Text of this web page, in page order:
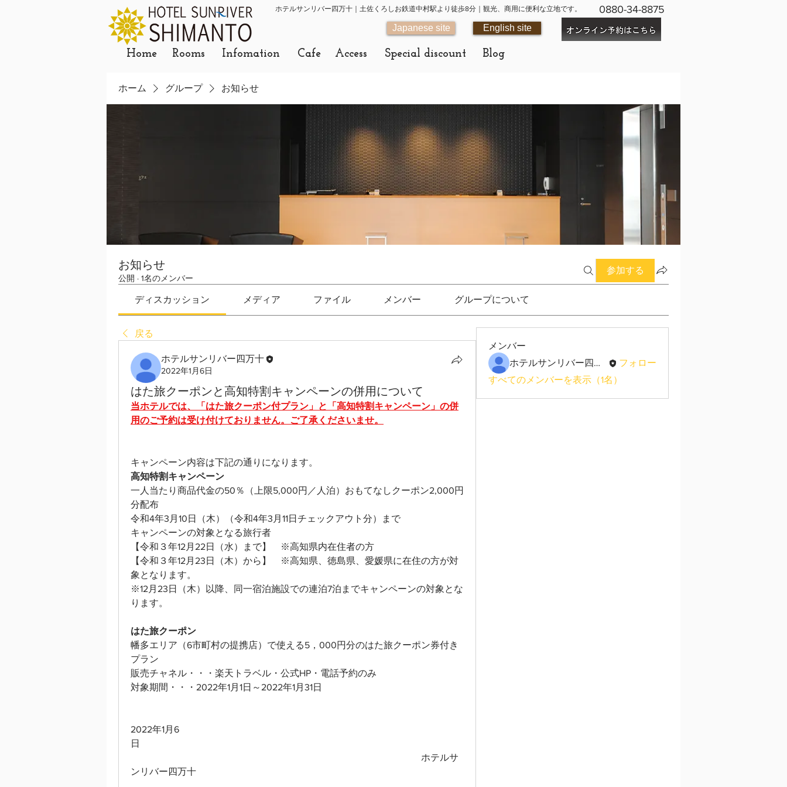
ホテルサンリバー四万十｜土佐くろしお鉄道中村駅より徒歩8分｜観光、商用に便利な立地です。 0880-34-8875
Japanese site English site
Home Rooms Infomation Cafe Access Special discount Blog
ホーム グループ お知らせ
お知らせ
公開 · 1名のメンバー
参加する
ディスカッション メディア ファイル メンバー グループについて
戻る
ホテルサンリバー四万十
2022年1月6日
はた旅クーポンと高知特割キャンペーンの併用について
当ホテルでは、「はた旅クーポン付プラン」と「高知特割キャンペーン」の併
用のご予約は受け付けておりません。ご了承くださいませ。
キャンペーン内容は下記の通りになります。
高知特割キャンペーン
一人当たり商品代金の50％（上限5,000円／人泊）おもてなしクーポン2,000円
分配布
令和4年3月10日（木）（令和4年3月11日チェックアウト分）まで
キャンペーンの対象となる旅行者
【令和３年12月22日（水）まで】　※高知県内在住者の方
【令和３年12月23日（木）から】　※高知県、徳島県、愛媛県に在住の方が対
象となります。
※12月23日（木）以降、同一宿泊施設での連泊7泊までキャンペーンの対象とな
ります。
はた旅クーポン
幡多エリア（6市町村の提携店）で使える5，000円分のはた旅クーポン券付き
プラン
販売チャネル・・・楽天トラベル・公式HP・電話予約のみ
対象期間・・・2022年1月1日～2022年1月31日
2022年1月6
日
ホテルサ
ンリバー四万十
メンバー
ホテルサンリバー四万十
フォロー
すべてのメンバーを表示（1名）